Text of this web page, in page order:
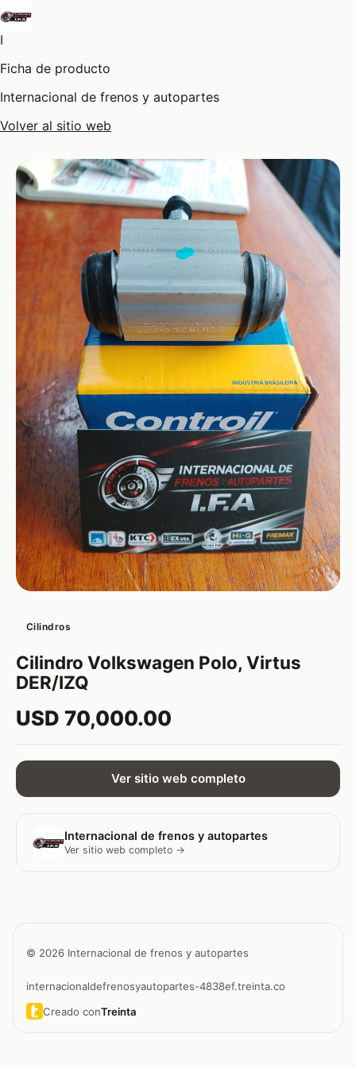
I
Ficha de producto
Internacional de frenos y autopartes
Volver al sitio web
Cilindros
Cilindro Volkswagen Polo, Virtus
DER/IZQ
USD 70,000.00
Ver sitio web completo
Internacional de frenos y autopartes
Ver sitio web completo →
© 2026 Internacional de frenos y autopartes
internacionaldefrenosyautopartes-4838ef.treinta.co
Creado conTreinta